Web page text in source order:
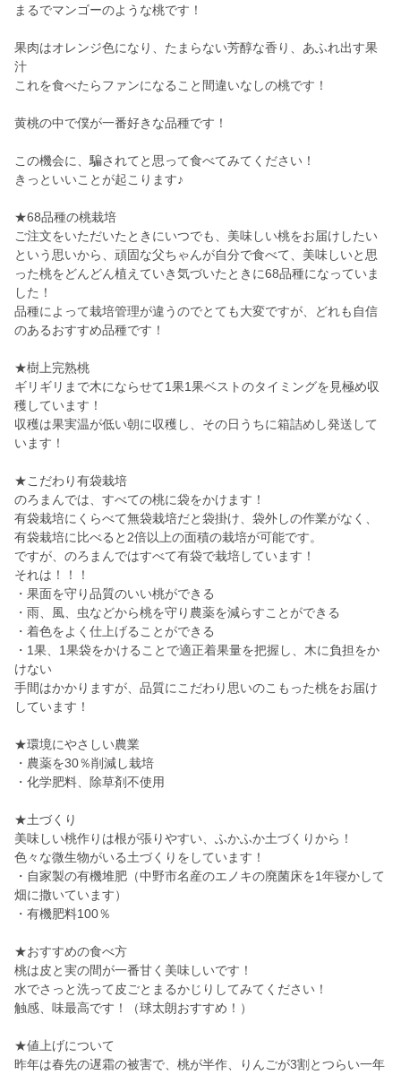
まるでマンゴーのような桃です！
果肉はオレンジ色になり、たまらない芳醇な香り、あふれ出す果
汁
これを食べたらファンになること間違いなしの桃です！
黄桃の中で僕が一番好きな品種です！
この機会に、騙されてと思って食べてみてください！
きっといいことが起こります♪
★68品種の桃栽培
ご注文をいただいたときにいつでも、美味しい桃をお届けしたい
という思いから、頑固な父ちゃんが自分で食べて、美味しいと思
った桃をどんどん植えていき気づいたときに68品種になっていま
した！
品種によって栽培管理が違うのでとても大変ですが、どれも自信
のあるおすすめ品種です！
★樹上完熟桃
ギリギリまで木にならせて1果1果ベストのタイミングを見極め収
穫しています！
収穫は果実温が低い朝に収穫し、その日うちに箱詰めし発送して
います！
★こだわり有袋栽培
のろまんでは、すべての桃に袋をかけます！
有袋栽培にくらべて無袋栽培だと袋掛け、袋外しの作業がなく、
有袋栽培に比べると2倍以上の面積の栽培が可能です。
ですが、のろまんではすべて有袋で栽培しています！
それは！！！
・果面を守り品質のいい桃ができる
・雨、風、虫などから桃を守り農薬を減らすことができる
・着色をよく仕上げることができる
・1果、1果袋をかけることで適正着果量を把握し、木に負担をか
けない
手間はかかりますが、品質にこだわり思いのこもった桃をお届け
しています！
★環境にやさしい農業
・農薬を30％削減し栽培
・化学肥料、除草剤不使用
★土づくり
美味しい桃作りは根が張りやすい、ふかふか土づくりから！
色々な微生物がいる土づくりをしています！
・自家製の有機堆肥（中野市名産のエノキの廃菌床を1年寝かして
畑に撒いています）
・有機肥料100％
★おすすめの食べ方
桃は皮と実の間が一番甘く美味しいです！
水でさっと洗って皮ごとまるかじりしてみてください！
触感、味最高です！（球太朗おすすめ！）
★値上げについて
昨年は春先の遅霜の被害で、桃が半作、りんごが3割とつらい一年